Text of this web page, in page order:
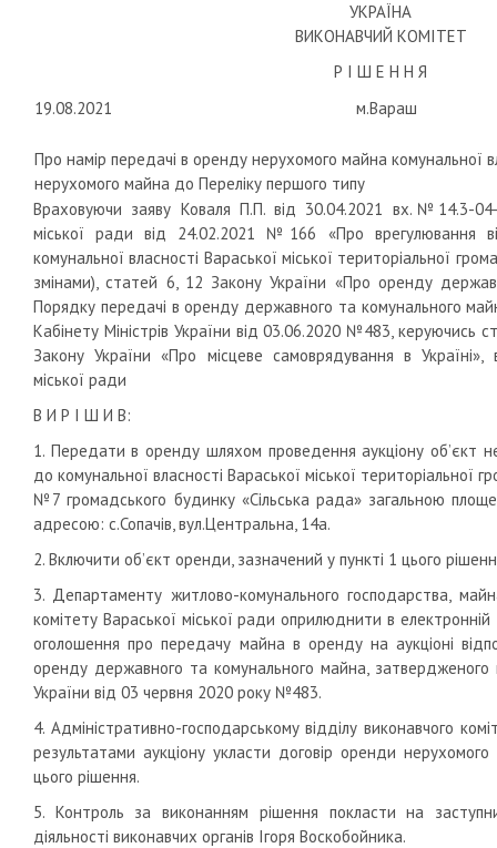
УКРАЇНА
ВИКОНАВЧИЙ КОМІТЕТ
Р І Ш Е Н Н Я
19.08.2021
м.Вараш
Про намір передачі в оренду нерухомого майна комунальної
нерухомого майна до Переліку першого типу
Враховуючи заяву Коваля П.П. від 30.04.2021 вх.№14.3-
міської ради від 24.02.2021 №166 «Про врегулювання
комунальної власності Вараської міської територіальної
змінами), статей 6, 12 Закону України «Про оренду
Порядку передачі в оренду державного та комунального
Кабінету Міністрів України від 03.06.2020 №483, керуючись
Закону України «Про місцеве самоврядування в Україні»,
міської ради
В И Р І Ш И В:
1. Передати в оренду шляхом проведення аукціону об’єкт
до комунальної власності Вараської міської територіальної
№7 громадського будинку «Сільська рада» загальною
адресою: с.Сопачів, вул.Центральна, 14а.
2. Включити об’єкт оренди, зазначений у пункті 1 цього
3. Департаменту житлово-комунального господарства,
комітету Вараської міської ради оприлюднити в електронній
оголошення про передачу майна в оренду на аукціоні
оренду державного та комунального майна, затвердженого
України від 03 червня 2020 року №483.
4. Адміністративно-господарському відділу виконавчого
результатами аукціону укласти договір оренди
цього рішення.
5. Контроль за виконанням рішення покласти на
діяльності виконавчих органів Ігоря Воскобойника.